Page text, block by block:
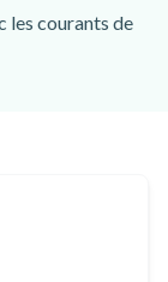
les courants de